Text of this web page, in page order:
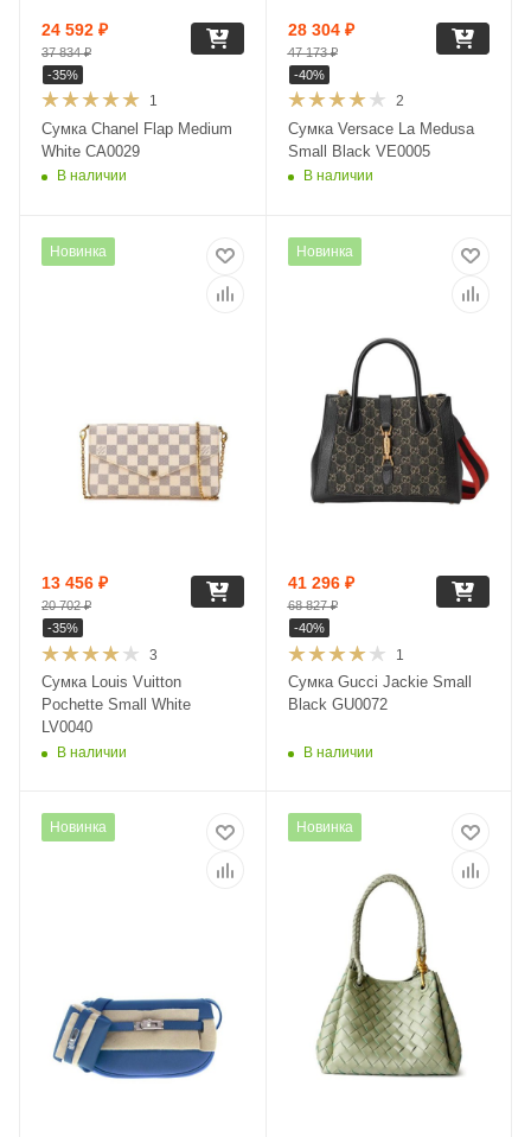
1
Сумка Chanel Flap Medium
White CA0029
В наличии
24 592 ₽
37 834₽
-35%
2
Сумка Versace La Medusa
Small Black VE0005
В наличии
28 304₽
47 173₽
-40%
Новинка
3
Сумка Louis Vuitton
Pochette Small White
LV0040
В наличии
13 456 ₽
20 702₽
-35%
Новинка
1
Сумка Gucci Jackie Small
Black GU0072
В наличии
41 296₽
68 827₽
-40%
Новинка Новинка